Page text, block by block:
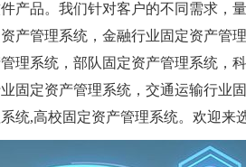
产品。我们针对客户的不同需求，
产管理系统，金融行业固定资产管
理系统，部队固定资产管理系统，
固定资产管理系统，交通运输行业
统,高校固定资产管理系统。欢迎来